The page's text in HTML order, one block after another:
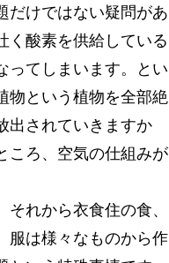
だけではない疑問があ
く酸素を供給している
ってしまいます。とい
物という植物を全部絶
出されていきますか
ころ、空気の仕組みが
れから衣食住の食、
服は様々なものから作